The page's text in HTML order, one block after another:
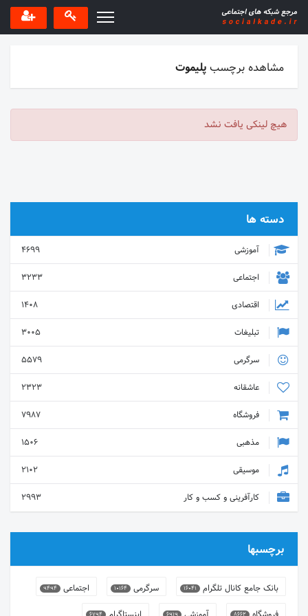
مشاهده برچسبپلیموت
هیچ لینکی یافت نشد
دسته ها
آموزشی
4699
اجتماعی
3233
اقتصادی
1408
تبلیغات
3005
سرگرمی
5579
عاشقانه
2323
فروشگاه
7987
مذهبی
1506
موسیقی
2102
کارآفرینی و کسب و کار
2993
برچسبها
بانک جامع کانال تلگرام 16041 سرگرمی 10164 اجتماعی 9494